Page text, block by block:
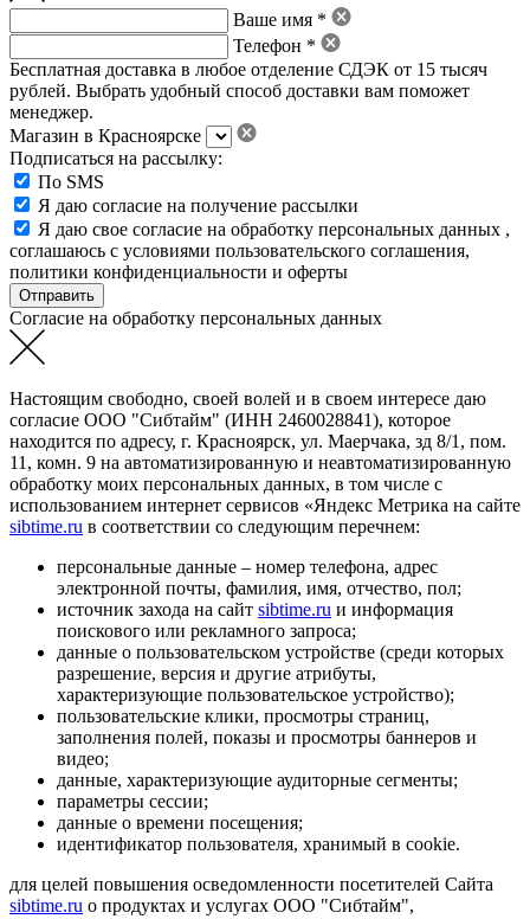
Ваше имя *
Телефон *
Бесплатная доставка в любое отделение СДЭК от 15 тысяч
рублей. Выбрать удобный способ доставки вам поможет
менеджер.
Магазин в Красноярске
Подписаться на рассылку:
По SMS
Я даю согласие на получение рассылки
Я даю свое согласие на обработку персональных данных ,
соглашаюсь с условиями пользовательского соглашения,
политики конфиденциальности и оферты
Согласие на обработку персональных данных
Настоящим свободно, своей волей и в своем интересе даю
согласие ООО "Сибтайм" (ИНН 2460028841), которое
находится по адресу, г. Красноярск, ул. Маерчака, зд 8/1, пом.
11, комн. 9 на автоматизированную и неавтоматизированную
обработку моих персональных данных, в том числе с
использованием интернет сервисов «Яндекс Метрика на сайте
sibtime.ru в соответствии со следующим перечнем:
персональные данные – номер телефона, адрес
электронной почты, фамилия, имя, отчество, пол;
источник захода на сайт sibtime.ru и информация
поискового или рекламного запроса;
данные о пользовательском устройстве (среди которых
разрешение, версия и другие атрибуты,
характеризующие пользовательское устройство);
пользовательские клики, просмотры страниц,
заполнения полей, показы и просмотры баннеров и
видео;
данные, характеризующие аудиторные сегменты;
параметры сессии;
данные о времени посещения;
идентификатор пользователя, хранимый в cookie.
для целей повышения осведомленности посетителей Сайта
sibtime.ru о продуктах и услугах ООО "Сибтайм",